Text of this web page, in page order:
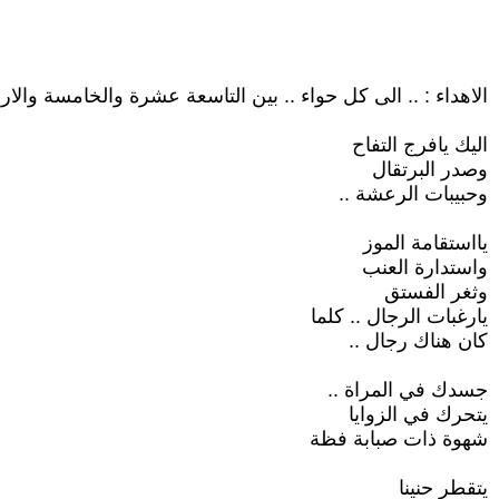
الاهداء : .. الى كل حواء .. بين التاسعة عشرة والخامسة
اليك يافرج التفاح
وصدر البرتقال
وحبيبات الرعشة ..
يااستقامة الموز
واستدارة العنب
وثغر الفستق
يارغبات الرجال .. كلما
كان هناك رجال ..
جسدك في المراة ..
يتحرك في الزوايا
شهوة ذات صبابة فظة
يتقطر حنينا